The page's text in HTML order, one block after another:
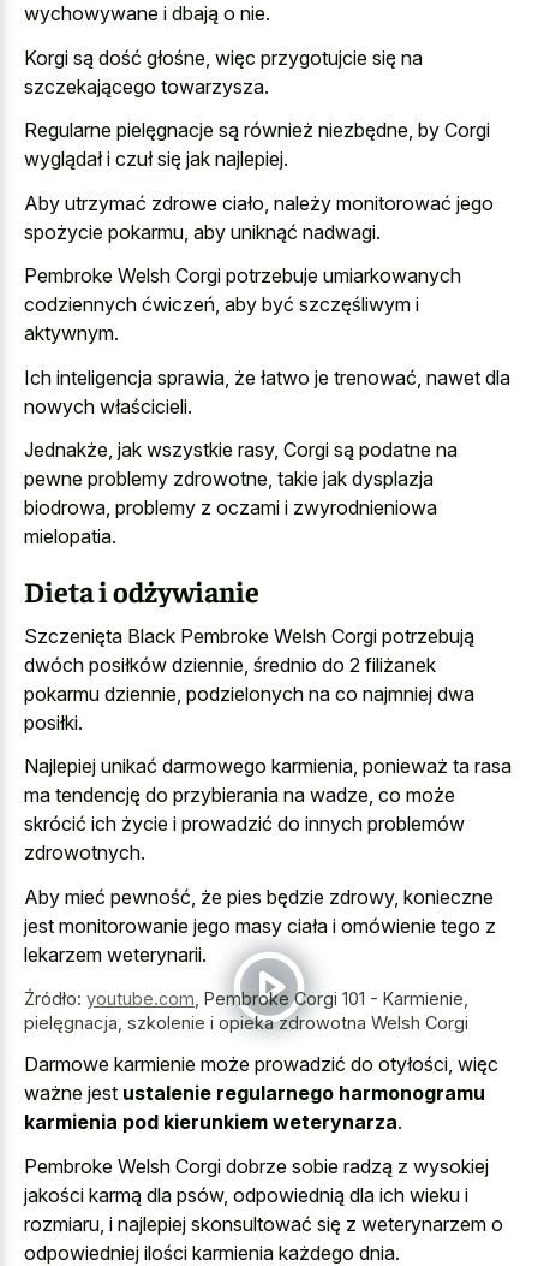
wychowywane i dbają o nie.
Korgi są dość głośne, więc przygotujcie się na
szczekającego towarzysza.
Regularne pielęgnacje są również niezbędne, by Corgi
wyglądał i czuł się jak najlepiej.
Aby utrzymać zdrowe ciało, należy monitorować jego
spożycie pokarmu, aby uniknąć nadwagi.
Pembroke Welsh Corgi potrzebuje umiarkowanych
codziennych ćwiczeń, aby być szczęśliwym i
aktywnym.
Ich inteligencja sprawia, że łatwo je trenować, nawet dla
nowych właścicieli.
Jednakże, jak wszystkie rasy, Corgi są podatne na
pewne problemy zdrowotne, takie jak dysplazja
biodrowa, problemy z oczami i zwyrodnieniowa
mielopatia.
Dieta i odżywianie
Szczenięta Black Pembroke Welsh Corgi potrzebują
dwóch posiłków dziennie, średnio do 2 filiżanek
pokarmu dziennie, podzielonych na co najmniej dwa
posiłki.
Najlepiej unikać darmowego karmienia, ponieważ ta rasa
ma tendencję do przybierania na wadze, co może
skrócić ich życie i prowadzić do innych problemów
zdrowotnych.
Aby mieć pewność, że pies będzie zdrowy, konieczne
jest monitorowanie jego masy ciała i omówienie tego z
lekarzem weterynarii.
Źródło: youtube.com Pembroke Corgi 101 - Karmienie,
pielęgnacja, szkolenie i opieka zdrowotna Welsh Corgi
Darmowe karmienie może prowadzić do otyłości, więc
ważne jest ustalenie regularnego harmonogramu
karmienia pod kierunkiem weterynarza.
Pembroke Welsh Corgi dobrze sobie radzą z wysokiej
jakości karmą dla psów, odpowiednią dla ich wieku i
rozmiaru, i najlepiej skonsultować się z weterynarzem o
odpowiedniej ilości karmienia każdego dnia.